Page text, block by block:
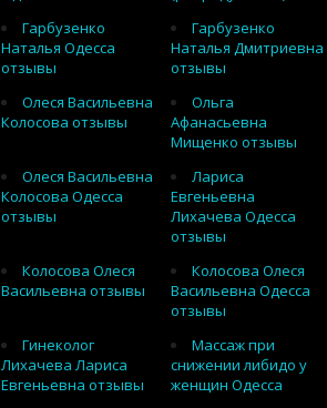
Гарбузенко
Наталья Одесса
отзывы
Гарбузенко
Наталья Дмитриевна
отзывы
Олеся Васильевна
Колосова отзывы
Ольга
Афанасьевна
Мищенко отзывы
Олеся Васильевна
Колосова Одесса
отзывы
Лариса
Евгеньевна
Лихачева Одесса
отзывы
Колосова Олеся
Васильевна отзывы
Колосова Олеся
Васильевна Одесса
отзывы
Гинеколог
Лихачева Лариса
Евгеньевна отзывы
Массаж при
снижении либидо у
женщин Одесса